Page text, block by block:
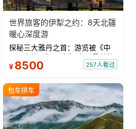
世界旅客的伊犁之约：8天北疆
暖心深度游
探秘三大雅丹之首：游览被《中
国国家地理》评选为“中国最美的
三大雅丹”第一名的克拉玛依魔鬼
瓦人最大村落——禾木村，欣赏
晨雾与小木...
¥ 8500 257人看过
包车拼车